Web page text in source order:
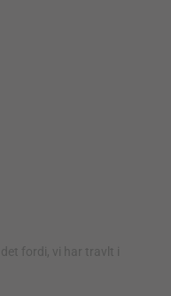
fordi, vi har travlt i